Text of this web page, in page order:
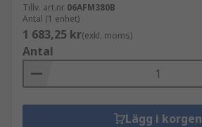
Tillv. art.nr 06AFM380B
Antal (1 enhet)
1 683,25 kr(exkl. moms)
Antal
Lägg i korgen